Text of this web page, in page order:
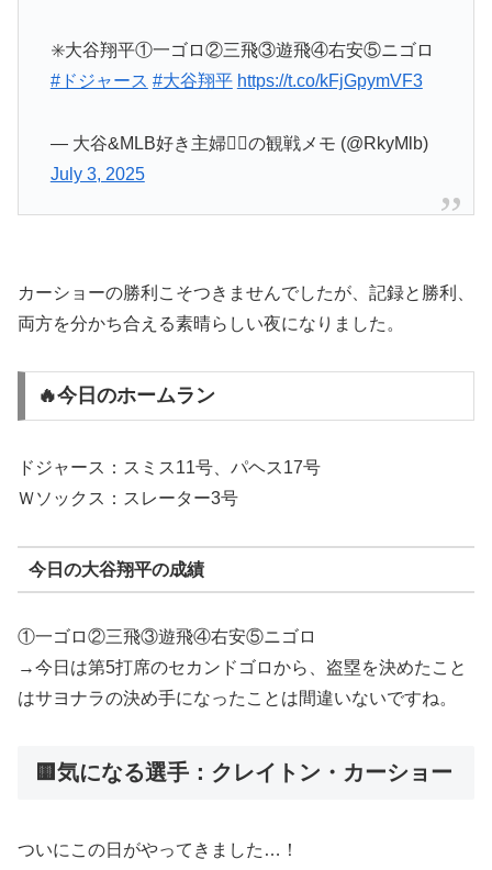
✳️大谷翔平①一ゴロ②三飛③遊飛④右安⑤ニゴロ
#ドジャース #大谷翔平 https://t.co/kFjGpymVF3
— 大谷&MLB好き主婦💁‍♀️の観戦メモ (@RkyMlb)
July 3, 2025
カーショーの勝利こそつきませんでしたが、記録と勝利、
両方を分かち合える素晴らしい夜になりました。
🔥今日のホームラン
ドジャース：スミス11号、パヘス17号
Ｗソックス：スレーター3号
今日の大谷翔平の成績
①一ゴロ②三飛③遊飛④右安⑤ニゴロ
→今日は第5打席のセカンドゴロから、盗塁を決めたこと
はサヨナラの決め手になったことは間違いないですね。
🟨気になる選手：クレイトン・カーショー
ついにこの日がやってきました…！